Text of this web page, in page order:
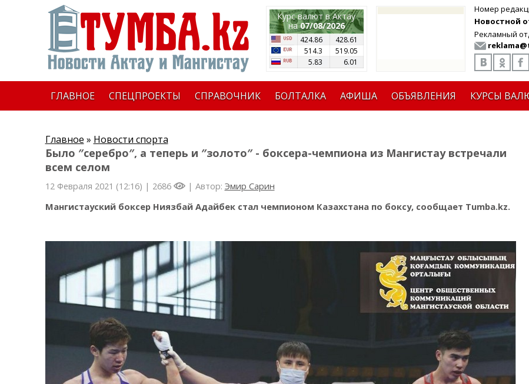
Курс валют в Актау
на07/08/2026
424.86
428.61
514.3
519.05
5.83
6.01
Номер
Новостной
Рекламный
ГЛАВНОЕ СПЕЦПРОЕКТЫ СПРАВОЧНИК БОЛТАЛКА АФИША ОБЪЯВЛЕНИЯ КУРСЫ
Главное » Новости спорта
Было ″серебро″, а теперь и ″золото″ - боксера-чемпиона из Мангистау встречали
всем селом
12 Февраля 2021 (12:16) | 2686 | Автор: Эмир Сарин
Мангистауский боксер Ниязбай Адайбек стал чемпионом Казахстана по боксу, сообщает Tumba.kz.